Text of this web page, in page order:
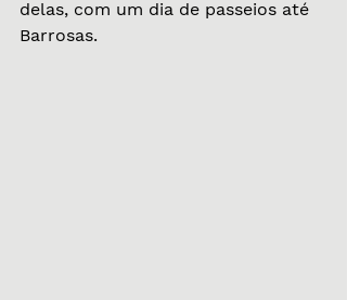
delas, com um dia de passeios até
Barrosas.